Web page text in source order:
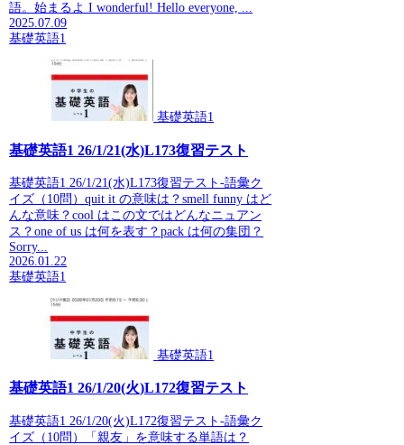
語。始まるよ I wonderful! Hello everyone, ...
2025.07.09
基礎英語1
基礎英語1
基礎英語1 26/1/21(水)L173復習テスト
基礎英語1 26/1/21(水)L173復習テスト-語彙ク
イズ（10問）quit it の意味は？smell funny はど
んな意味？cool はこの文ではどんなニュアン
ス？one of us は何を表す？pack は何の集団？
Sorry...
2026.01.22
基礎英語1
基礎英語1
基礎英語1 26/1/20(火)L172復習テスト
基礎英語1 26/1/20(火)L172復習テスト-語彙ク
イズ（10問）「親友」を意味する単語は？